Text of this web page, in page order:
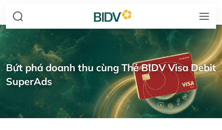
Bứt phá doanh thu cùng Thẻ BIDV Visa Debit
SuperAds